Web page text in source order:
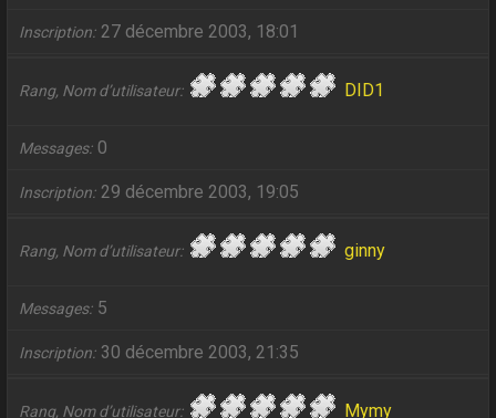
Inscription 27 décembre 2003, 18:01
Rang, Nom d’utilisateur DID1
Messages 0
Inscription 29 décembre 2003, 19:05
Rang, Nom d’utilisateur ginny
Messages 5
Inscription 30 décembre 2003, 21:35
Rang, Nom d’utilisateur Mymy